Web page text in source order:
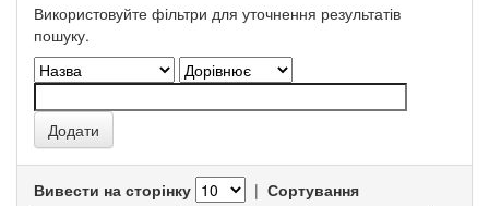
Використовуйте фільтри для уточнення результатів
пошуку.
Вивести на сторінку | Сортування